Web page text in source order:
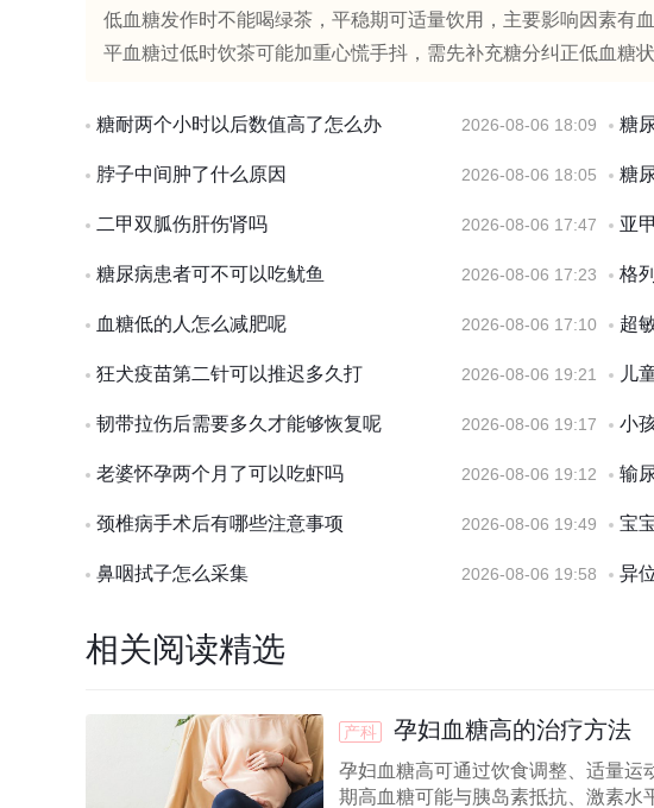
低血糖发作时不能喝绿茶，平稳期可适量饮用，主要影响因素有
平血糖过低时饮茶可能加重心慌手抖，需先补充糖分纠正低血糖
糖耐两个小时以后数值高了怎么办 2026-08-06 18:09 糖
脖子中间肿了什么原因 2026-08-06 18:05 糖
二甲双胍伤肝伤肾吗 2026-08-06 17:47 亚
糖尿病患者可不可以吃鱿鱼 2026-08-06 17:23 格
血糖低的人怎么减肥呢 2026-08-06 17:10 超
狂犬疫苗第二针可以推迟多久打 2026-08-06 19:21 儿
韧带拉伤后需要多久才能够恢复呢 2026-08-06 19:17 小
老婆怀孕两个月了可以吃虾吗 2026-08-06 19:12 输
颈椎病手术后有哪些注意事项 2026-08-06 19:49 宝
鼻咽拭子怎么采集 2026-08-06 19:58 异
相关阅读精选
产科 孕妇血糖高的治疗方法
孕妇血糖高可通过饮食调整、适量运
期高血糖可能与胰岛素抵抗、激素水